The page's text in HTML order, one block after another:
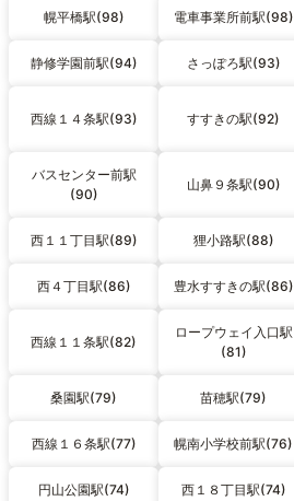
幌平橋駅(98) 電車事業所前駅(98)
静修学園前駅(94) さっぽろ駅(93)
西線１４条駅(93) すすきの駅(92)
バスセンター前駅
(90)
山鼻９条駅(90)
西１１丁目駅(89) 狸小路駅(88)
西４丁目駅(86) 豊水すすきの駅(86)
西線１１条駅(82)
ロープウェイ入口駅
(81)
桑園駅(79) 苗穂駅(79)
西線１６条駅(77) 幌南小学校前駅(76)
円山公園駅(74) 西１８丁目駅(74)